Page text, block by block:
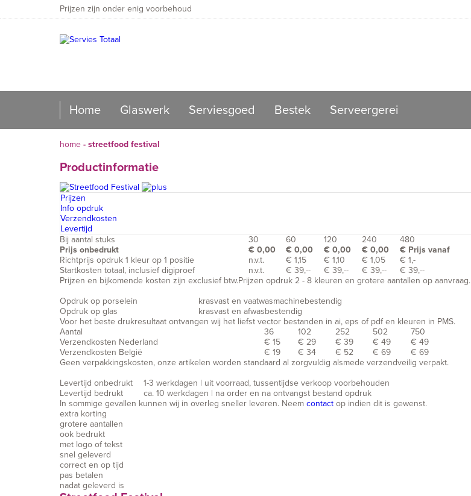
Prijzen zijn onder enig voorbehoud
Home Glaswerk Serviesgoed Bestek Serveergerei
home - streetfood festival
Productinformatie
Prijzen
Info opdruk
Verzendkosten
Levertijd
Bij aantal stuks
30 60 120 240
480
Prijs onbedrukt
€ 0,00 € 0,00 € 0,00 € 0,00
€ Prijs vanaf
Richtprijs opdruk 1 kleur op 1 positie
n.v.t. € 1,15 € 1,10 € 1,05
€ 1,-
Startkosten totaal, inclusief digiproef
n.v.t. € 39,-- € 39,-- € 39,--
€ 39,--
Prijzen en bijkomende kosten zijn exclusief btw.Prijzen opdruk 2 - 8 kleuren en grotere aantallen op aanvraag.
Opdruk op porselein
krasvast en vaatwasmachinebestendig
Opdruk op glas
krasvast en afwasbestendig
Voor het beste drukresultaat ontvangen wij het liefst vector bestanden in ai, eps of pdf en kleuren in PMS.
Aantal
36 102 252 502
750
Verzendkosten Nederland
€ 15 € 29 € 39 € 49
€ 49
Verzendkosten België
€ 19 € 34 € 52 € 69
€ 69
Geen verpakkingskosten, onze artikelen worden standaard al zorgvuldig alsmede verzendveilig verpakt.
Levertijd onbedrukt
1-3 werkdagen | uit voorraad, tussentijdse verkoop voorbehouden
Levertijd bedrukt
ca. 10 werkdagen | na order en na ontvangst bestand opdruk
In sommige gevallen kunnen wij in overleg sneller leveren. Neem contact op indien dit is gewenst.
extra korting
grotere aantallen
ook bedrukt
met logo of tekst
snel geleverd
correct en op tijd
pas betalen
nadat geleverd is